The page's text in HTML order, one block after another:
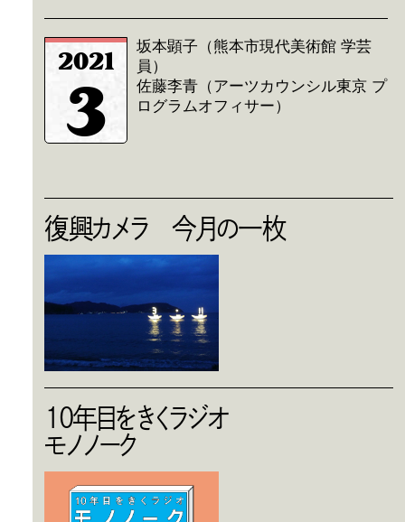
2021
3
坂本顕子（熊本市現代美術館 学芸
員）
佐藤李青（アーツカウンシル東京 プ
ログラムオフィサー）
復興カメラ 今月の一枚
10年目をきくラジオ
モノノーク